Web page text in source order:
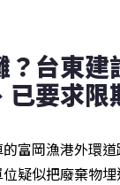
？台東建
已要求限
富岡漁港外環
疑似把廢棄物